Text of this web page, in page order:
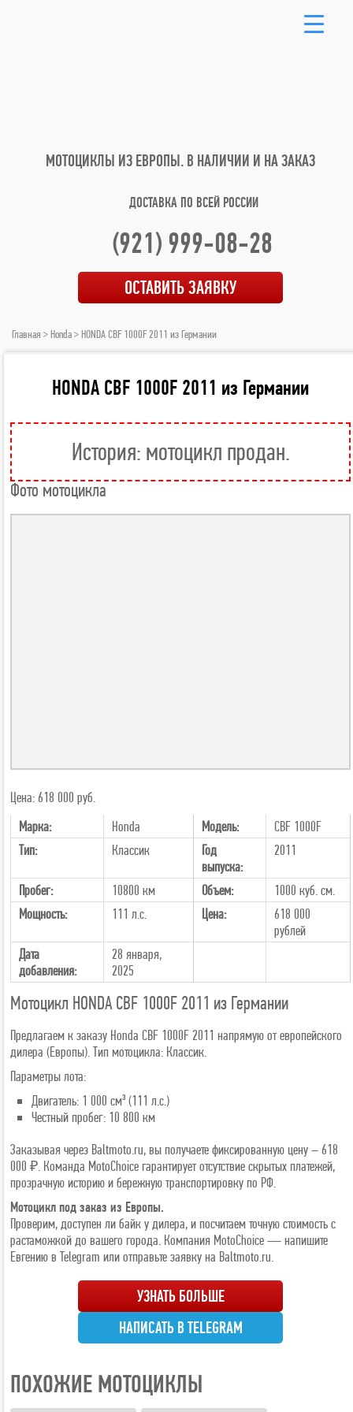
МОТОЦИКЛЫ ИЗ ЕВРОПЫ. В НАЛИЧИИ И НА ЗАКАЗ
ДОСТАВКА ПО ВСЕЙ РОССИИ
(921) 999-08-28
ОСТАВИТЬ ЗАЯВКУ
Главная > Honda> HONDA CBF 1000F 2011 из Германии
HONDA CBF 1000F 2011 из Германии
История: мотоцикл продан.
Фото мотоцикла
Цена: 618 000 руб.
Марка:
Honda Модель:
CBF 1000F
Тип:
Классик
Год
выпуска:
2011
Пробег: 10800 км Объем:
1000 куб. см.
Мощность:
111 л.с. Цена:
618 000
рублей
Дата
добавления:
28 января,
2025
Мотоцикл HONDA CBF 1000F 2011 из Германии
Предлагаем к заказу Honda CBF 1000F 2011 напрямую от европейского
дилера (Европы). Тип мотоцикла: Классик.
Параметры лота:
Двигатель: 1 000 см³ (111 л.с.)
Честный пробег: 10 800 км
Заказывая через Baltmoto.ru, вы получаете фиксированную цену – 618
000 ₽. Команда MotoChoice гарантирует отсутствие скрытых платежей,
прозрачную историю и бережную транспортировку по РФ.
Мотоцикл под заказ из Европы.
Проверим, доступен ли байк у дилера, и посчитаем точную стоимость с
растаможкой до вашего города. Компания MotoChoice — напишите
Евгению в Telegram или отправьте заявку на Baltmoto.ru.
УЗНАТЬ БОЛЬШЕ
НАПИСАТЬ В TELEGRAM
ПОХОЖИЕ МОТОЦИКЛЫ